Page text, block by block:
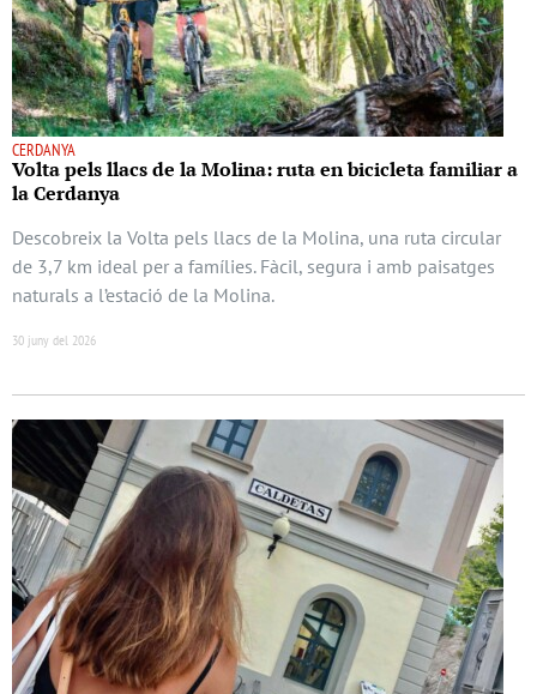
CERDANYA
Volta pels llacs de la Molina: ruta en bicicleta familiar a
la Cerdanya
Descobreix la Volta pels llacs de la Molina, una ruta circular
de 3,7 km ideal per a famílies. Fàcil, segura i amb paisatges
naturals a l’estació de la Molina.
30 juny del 2026